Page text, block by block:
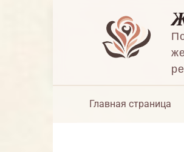
Главная страница